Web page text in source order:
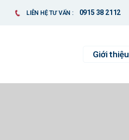
LIÊN HỆ TƯ VẤN : 0915 38 2112
Giới thiệu